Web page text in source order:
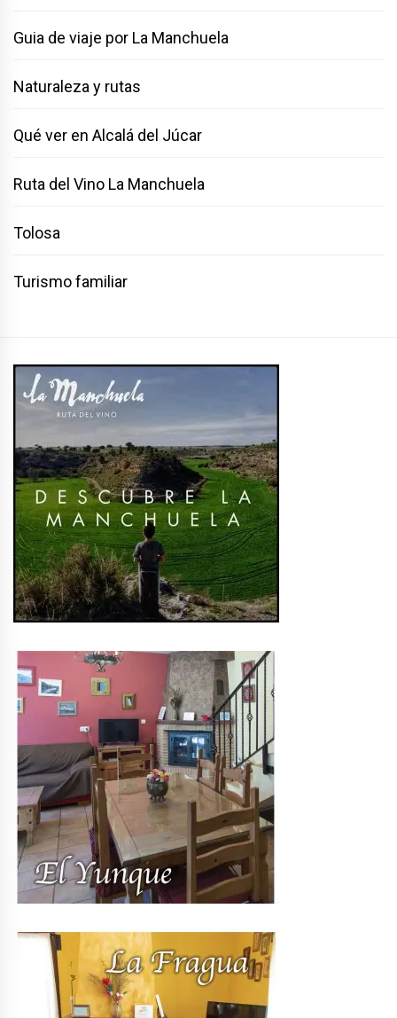
Guia de viaje por La Manchuela
Naturaleza y rutas
Qué ver en Alcalá del Júcar
Ruta del Vino La Manchuela
Tolosa
Turismo familiar